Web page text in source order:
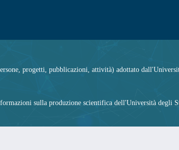
progetti, pubblicazioni, attività) adottato
sulla produzione scientifica dell'Università degli